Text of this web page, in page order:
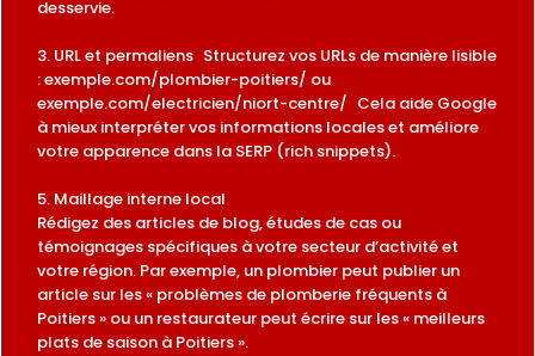
desservie.
3. URL et permaliens Structurez vos URLs de manière lisible
: exemple.com/plombier-poitiers/ ou
exemple.com/electricien/niort-centre/ Cela aide Google
à mieux interpréter vos informations locales et améliore
votre apparence dans la SERP (rich snippets).
5. Maillage interne local
Rédigez des articles de blog, études de cas ou
témoignages spécifiques à votre secteur d’activité et
votre région. Par exemple, un plombier peut publier un
article sur les « problèmes de plomberie fréquents à
Poitiers » ou un restaurateur peut écrire sur les « meilleurs
plats de saison à Poitiers ».